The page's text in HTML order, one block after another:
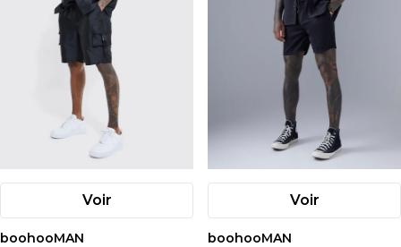
Voir
boohooMAN
Voir
boohooMAN